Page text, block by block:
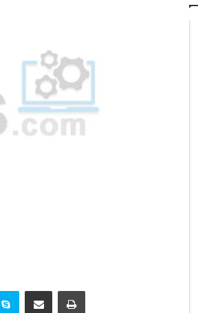
Skype Partager par email Imprimer